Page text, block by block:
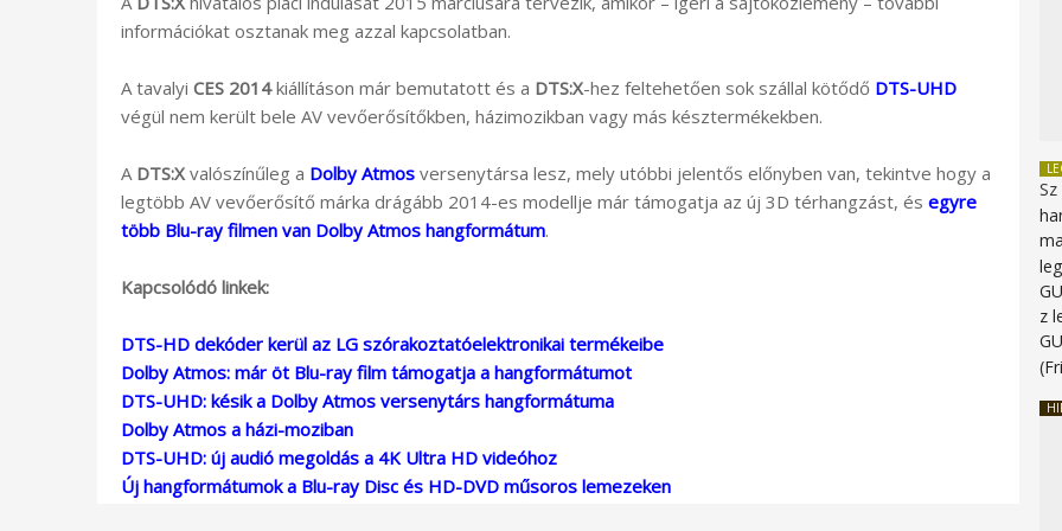
információkat osztanak meg azzal kapcsolatban.
A tavalyi CES 2014kiállításon már bemutatott és a DTS:X-hez feltehetően sok szállal kötődő DTS-UHD
végül nem került bele AV vevőerősítőkben, házimozikban vagy más késztermékekben.
A DTS:X valószínűleg a Dolby Atmos versenytársa lesz, mely utóbbi jelentős előnyben van, tekintve hogy a
legtöbb AV vevőerősítő márka drágább 2014-es modellje már támogatja az új 3D térhangzást, és egyre
több Blu-ray filmen van Dolby Atmos hangformátum.
Kapcsolódó linkek:
DTS-HD dekóder kerül az LG szórakoztatóelektronikai termékeibe
Dolby Atmos: már öt Blu-ray film támogatja a hangformátumot
DTS-UHD: késik a Dolby Atmos versenytárs hangformátuma
Dolby Atmos a házi-moziban
DTS-UHD: új audió megoldás a 4K Ultra HD videóhoz
Új hangformátumok a Blu-ray Disc és HD-DVD műsoros lemezeken
z